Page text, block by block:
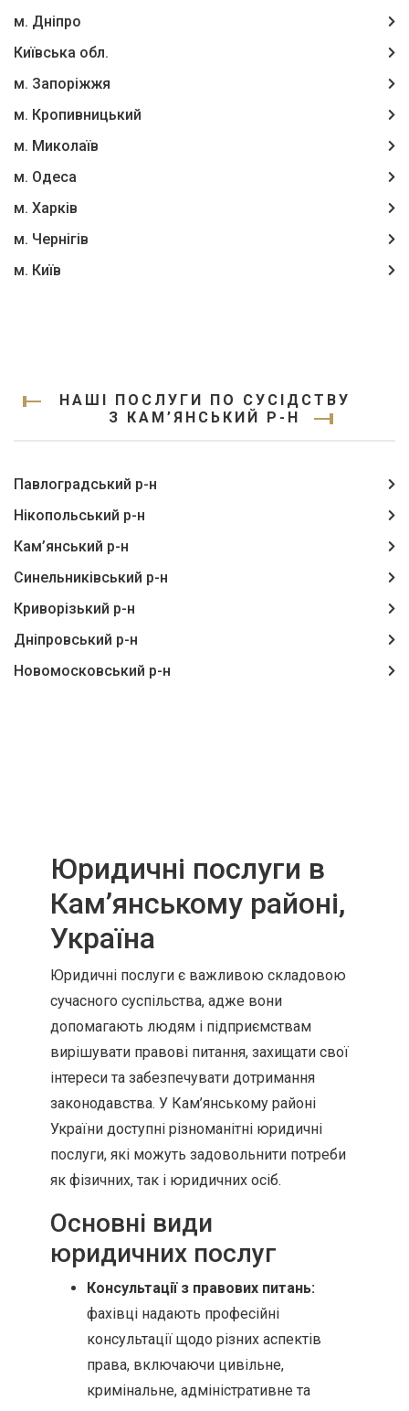
м. Дніпро
Київська обл.
м. Запоріжжя
м. Кропивницький
м. Миколаїв
м. Одеса
м. Харків
м. Чернігів
м. Київ
НАШІ ПОСЛУГИ ПО СУСІДСТВУ
З КАМ’ЯНСЬКИЙ Р-Н
Павлоградський р-н
Нікопольський р-н
Кам’янський р-н
Синельниківський р-н
Криворізький р-н
Дніпровський р-н
Новомосковський р-н
Юридичні послуги в
Кам’янському районі,
Україна
Юридичні послуги є важливою складовою
сучасного суспільства, адже вони
допомагають людям і підприємствам
вирішувати правові питання, захищати свої
інтереси та забезпечувати дотримання
законодавства. У Кам’янському районі
України доступні різноманітні юридичні
послуги, які можуть задовольнити потреби
як фізичних, так і юридичних осіб.
Основні види
юридичних послуг
Консультації з правових питань:
фахівці надають професійні
консультації щодо різних аспектів
права, включаючи цивільне,
кримінальне, адміністративне та